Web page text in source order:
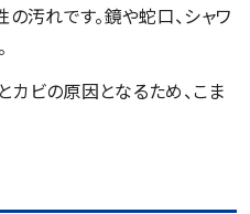
汚れです。鏡や蛇口、シャワ
ビの原因となるため、こま